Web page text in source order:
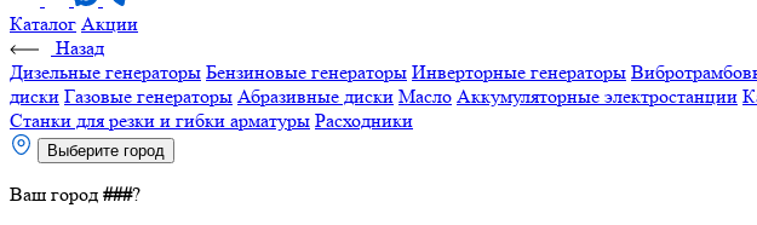
Каталог Акции
Назад
Дизельные генераторы Бензиновые генераторы Инверторные генераторы
диски Газовые генераторы Абразивные диски Масло Аккумуляторные электростанции
Станки для резки и гибки арматуры Расходники
Выберите город
Ваш город ###?